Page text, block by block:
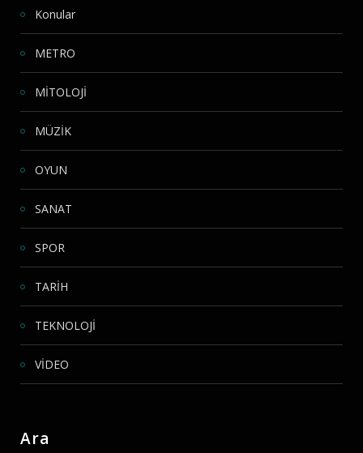
Konular
METRO
MİTOLOJİ
MÜZİK
OYUN
SANAT
SPOR
TARİH
TEKNOLOJİ
VİDEO
Ara